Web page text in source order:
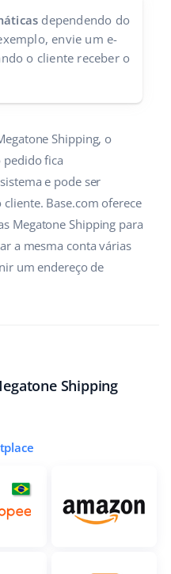
dependendo do
envie um e-
o cliente receber o
Shipping, o
fica
e pode ser
Base.com oferece
Megatone Shipping para
a mesma conta várias
um endereço de
Shipping